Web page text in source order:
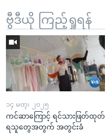
ဗွီဒီယို ကြည့်ရှုရန်
၁၄ မတ္၊ ၂၀၂၅
ကင်ဆာကြောင့် ရင်သားဖြတ်ထုတ်
ရသူတွေအတွက် အတွင်းခံ